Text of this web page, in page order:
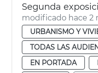
modificado hace 2
URBANISMO Y
TODAS LAS
EN PORTADA